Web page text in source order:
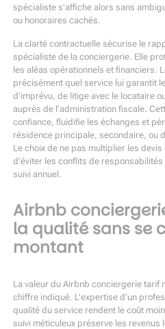
spécialiste s’affiche alors sans
ou honoraires cachés.
La clarté contractuelle sécurise le
spécialiste de la conciergerie. Elle
les aléas opérationnels et financiers.
précisément quel service lui garantit
d’imprévu, de litige avec le locataire
auprès de l’administration fiscale.
confiance, fluidifie les échanges et
résidence principale, secondaire, ou
Le choix de ne pas multiplier les
d’éviter les conflits de
suivi annuel.
Airbnb
la qualité sans se
montant
La valeur du Airbnb conciergerie tarif
chiffre indiqué. L’expertise d’un
qualité du service rendent le coût
suivi méticuleux préserve les